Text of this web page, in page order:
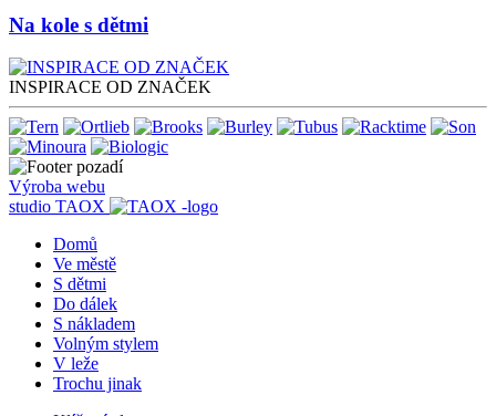
Na kole s dětmi
INSPIRACE OD ZNAČEK
Výroba webu
studio TAOX
Domů
Ve městě
S dětmi
Do dálek
S nákladem
Volným stylem
V leže
Trochu jinak